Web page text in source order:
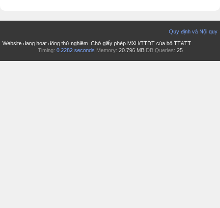
Quy định và Nội quy
Website đang hoạt động thử nghiệm. Chờ giấy phép MXH/TTDT của bộ TT&TT.
Timing: 0.2282 seconds Memory: 20.796 MB DB Queries: 25